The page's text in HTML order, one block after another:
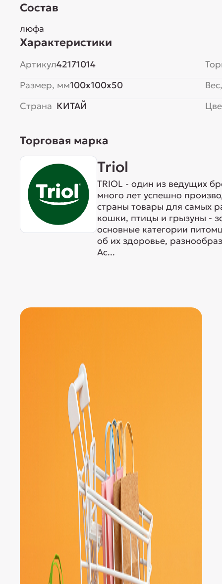
Состав
люфа
Характеристики
Артикул42171014
Размер, мм100x100x50
Страна КИТАЙ
Торговая марка
Triol
TRIOL - один из ведущих
много лет успешно
страны товары для самых
кошки, птицы и грызуны -
основные категории
об их здоровье,
Ас...